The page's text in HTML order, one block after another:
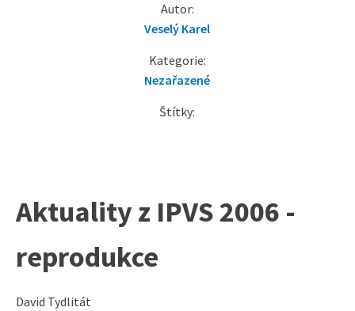
Autor:
Veselý Karel
Kategorie:
Nezařazené
Štítky:
Aktuality z IPVS 2006 -
reprodukce
David Tydlitát